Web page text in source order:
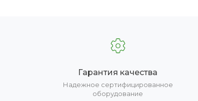
Гарантия качества
Надежное сертифицированное
оборудование